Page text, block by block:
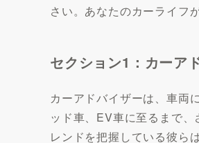
さい。あなたのカーライフ
セクション1：カーア
カーアドバイザーは、車両
ッド車、EV車に至るまで
レンドを把握している彼ら